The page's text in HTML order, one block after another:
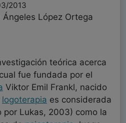
2013
Ángeles López Ortega
teórica acerca
fue fundada por el
Viktor Emil Frankl, nacido
logoterapia es considerada
por Lukas, 2003) como la